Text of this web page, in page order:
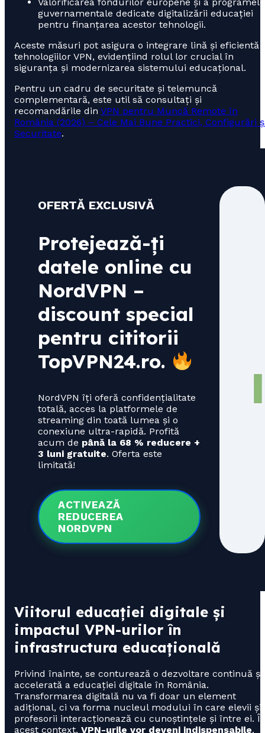
guvernamentale dedicate digitalizării educației
pentru finanțarea acestor tehnologii.
Aceste măsuri pot asigura o integrare lină și eficientă
tehnologiilor VPN, evidențiind rolul lor crucial în
siguranța și modernizarea sistemului educațional.
Pentru un cadru de securitate și telemuncă
complementară, este util să consultați și
recomandările din VPN pentru Muncă Remote în
România (2026) – Cele Mai Bune Practici, Configurări
Securitate.
OFERTĂ EXCLUSIVĂ
Protejează-ți
datele online cu
NordVPN –
discount special
pentru cititorii
TopVPN24.ro.
NordVPN îți oferă confidențialitate
totală, acces la platformele de
streaming din toată lumea și o
conexiune ultra-rapidă. Profită
acum de până la 68 % reducere +
3 luni gratuite. Oferta este
limitată!
ACTIVEAZĂ
REDUCEREA
NORDVPN
Viitorul educației digitale și
impactul VPN-urilor în
infrastructura educațională
Privind înainte, se conturează o dezvoltare continuă și
accelerată a educației digitale în România.
Transformarea digitală nu va fi doar un element
adițional, ci va forma nucleul modului în care elevii și
profesorii interacționează cu cunoștințele și între ei.
acest context, VPN-urile vor deveni indispensabile.